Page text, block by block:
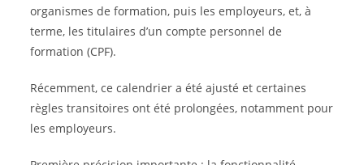
organismes de formation, puis les employeurs, et, à
terme, les titulaires d’un compte personnel de
formation (CPF).
Récemment, ce calendrier a été ajusté et certaines
règles transitoires ont été prolongées, notamment pour
les employeurs.